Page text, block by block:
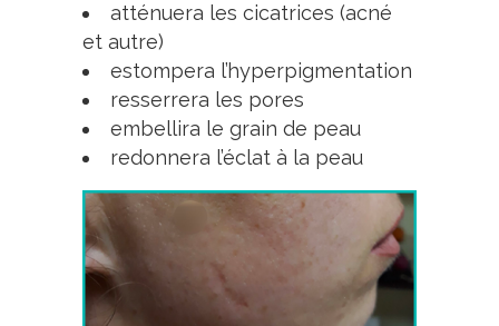
atténuera les cicatrices (acné
et autre)
estompera l’hyperpigmentation
resserrera les pores
embellira le grain de peau
redonnera l’éclat à la peau